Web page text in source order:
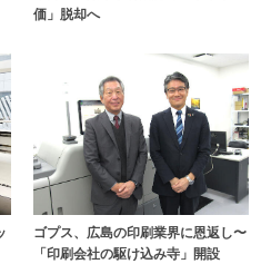
価」脱却へ
ゴプス、広島の印刷業界に恩返し〜
「印刷会社の駆け込み寺」開設